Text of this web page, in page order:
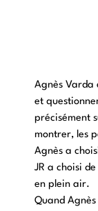
Agnès Varda
et
précisément
montrer, les
Agnès a
JR a choisi
en plein air.
Quand Agnès